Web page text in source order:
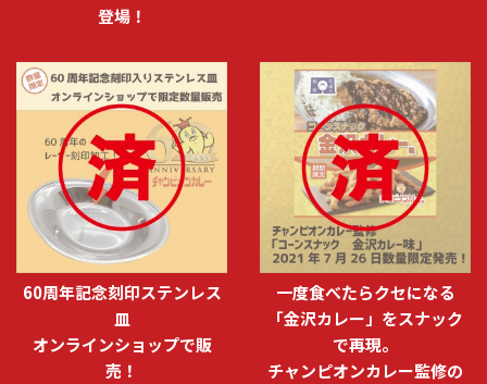
登場！
60周年記念刻印ステンレス
皿
オンラインショップで販
売！
一度食べたらクセになる
「金沢カレー」をスナック
で再現。
チャンピオンカレー監修の